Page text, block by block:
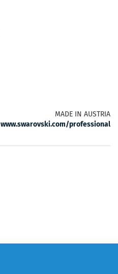
MADE IN AUSTRIA
www.swarovski.com/professional